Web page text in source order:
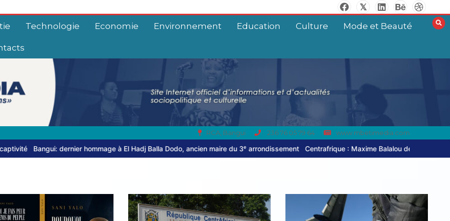
Technologie Economie Environnement Education Culture Mode et Beauté
RCA, Bangui 236 76 05 79 64 www.mbetimedia.com
hommage à El Hadj Balla Dodo, ancien maire du 3ᵉ arrondissement Centrafrique : Maxime Balalou déclare la guerre aux pratiques